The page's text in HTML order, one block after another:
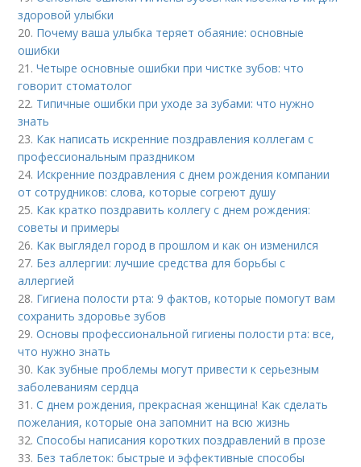
здоровой улыбки
20. Почему ваша улыбка теряет обаяние: основные
ошибки
21.Четыре основные ошибки при чистке зубов: что
говорит стоматолог
22. Типичные ошибки при уходе за зубами: что нужно
знать
23. Как написать искренние поздравления коллегам с
профессиональным праздником
24. Искренние поздравления с днем рождения компании
от сотрудников: слова, которые согреют душу
25. Как кратко поздравить коллегу с днем рождения:
советы и примеры
26. Как выглядел город в прошлом и как он изменился
27. Без аллергии: лучшие средства для борьбы с
аллергией
28. Гигиена полости рта: 9 фактов, которые помогут вам
сохранить здоровье зубов
29.Основы профессиональной гигиены полости рта: все,
что нужно знать
30. Как зубные проблемы могут привести к серьезным
заболеваниям сердца
31.С днем рождения, прекрасная женщина! Как сделать
пожелания, которые она запомнит на всю жизнь
32.Способы написания коротких поздравлений в прозе
33. Без таблеток: быстрые и эффективные способы